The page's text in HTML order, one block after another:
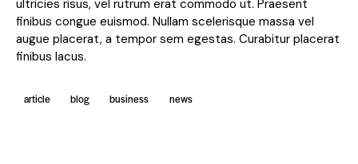
ultricies risus, vel rutrum erat commodo ut. Praesent
finibus congue euismod. Nullam scelerisque massa vel
augue placerat, a tempor sem egestas. Curabitur placerat
finibus lacus.
article blog business news